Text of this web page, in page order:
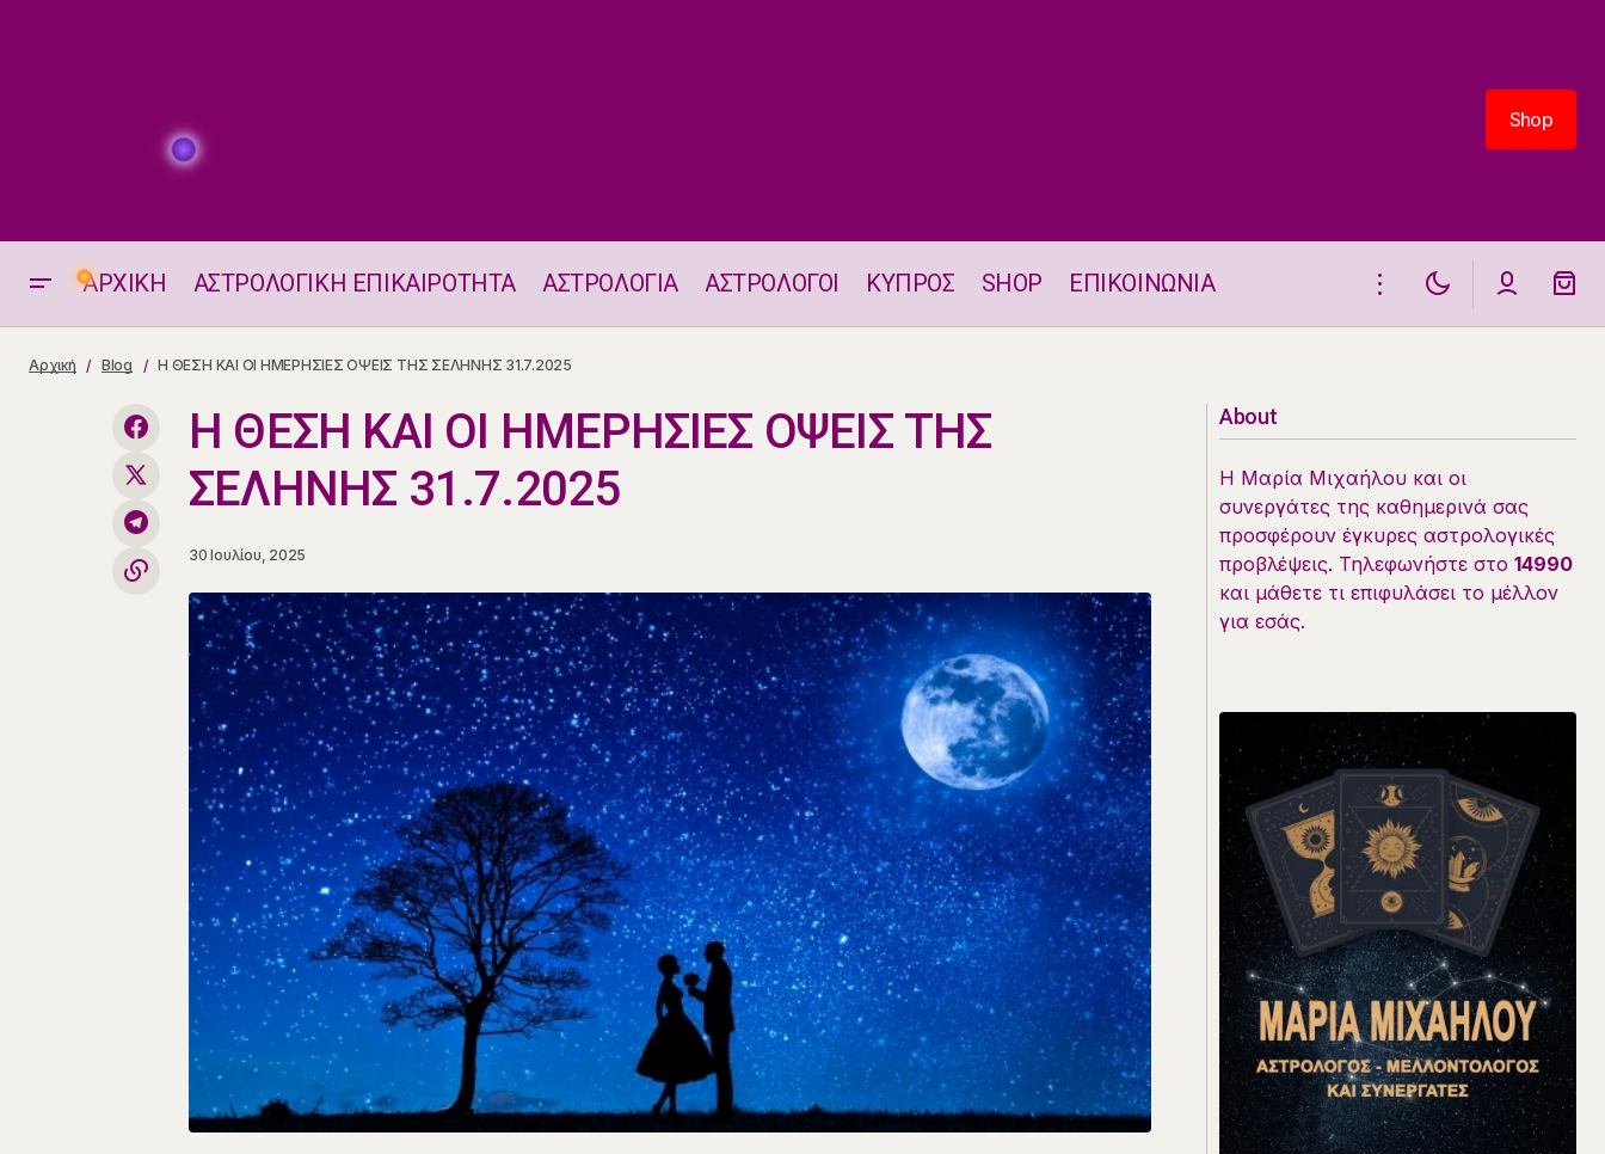
Shop
Shop
ΑΡΧΙΚΗ ΑΣΤΡΟΛΟΓΙΚΗ ΕΠΙΚΑΙΡΟΤΗΤΑ ΑΣΤΡΟΛΟΓΙΑ ΑΣΤΡΟΛΟΓΟΙ ΚΥΠΡΟΣ SHOP ΕΠΙΚΟΙΝΩΝΙΑ
31.7.2025
Η ΘΕΣΗ ΚΑΙ ΟΙ ΗΜΕΡΗΣΙΕΣ ΟΨΕΙΣ ΤΗΣ ΣΕΛΗΝΗΣ 31.7.2025
Αρχική Blog Η ΘΕΣΗ ΚΑΙ ΟΙ ΗΜΕΡΗΣΙΕΣ ΟΨΕΙΣ ΤΗΣ ΣΕΛΗΝΗΣ 31.7.2025
Η ΘΕΣΗ ΚΑΙ ΟΙ ΗΜΕΡΗΣΙΕΣ ΟΨΕΙΣ ΤΗΣ
ΣΕΛΗΝΗΣ 31.7.2025
30 Ιουλίου, 2025
About
Η Μαρία Μιχαήλου και οι
συνεργάτες της καθημερινά σας
προσφέρουν έγκυρες αστρολογικές
προβλέψεις. Τηλεφωνήστε στο 14990
και μάθετε τι επιφυλάσει το μέλλον
για εσάς.